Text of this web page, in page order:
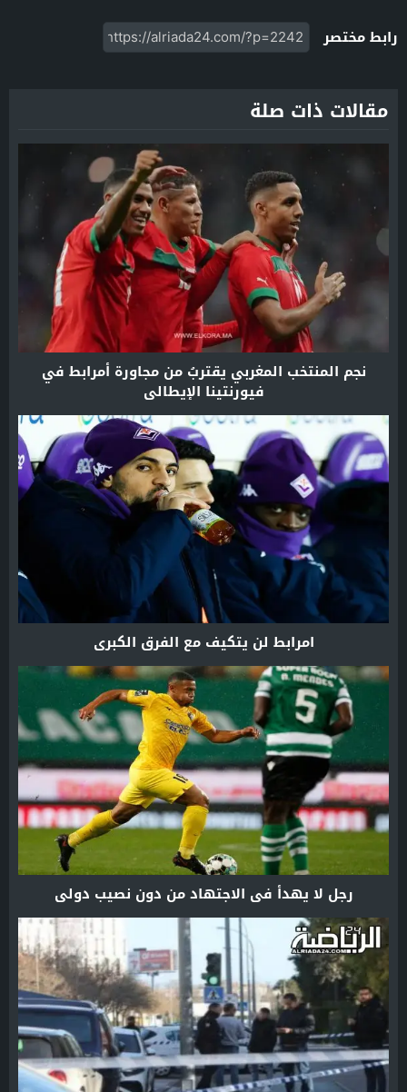
رابط مختصر
مقالات ذات صلة
نجم المنتخب المغربي يقتربُ من مجاورة أمرابط في
فيورنتينا الإيطالي
امرابط لن يتكيف مع الفرق الكبرى
رجل لا يهدأ في الاجتهاد من دون نصيب دولي